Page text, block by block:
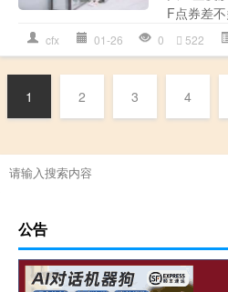
F点券差
cfx 01-26 0 522
1 2 3 4
公告